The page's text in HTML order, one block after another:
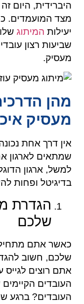
היברידית, היום
מצד המועמדים.
יעילות המיתוג
שביעות רצון
מעסיק.
מהן
מעסיק
אין דרך אחת
שמתאים לארגון
למשל, ארגון
בדיגיטל ופחות
הגדרת
שלכם
כאשר אתם
שלכם, חשוב
אתם רוצים לגייס
העובדים
העובדים? ברגע